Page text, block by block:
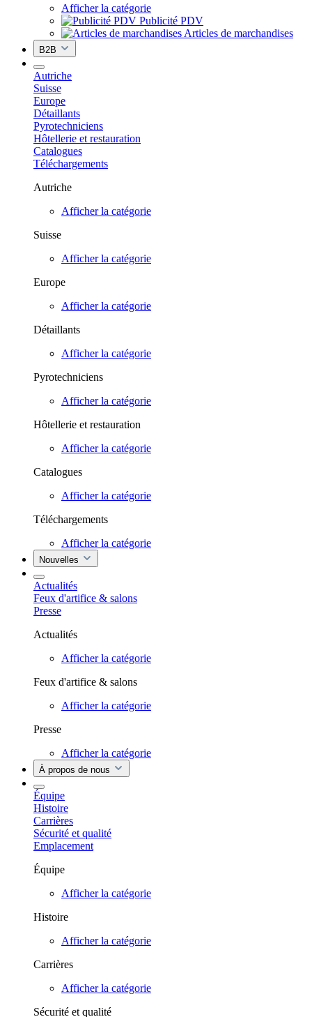
Afficher la catégorie
Publicité PDV
Articles de marchandises
B2B
Autriche
Suisse
Europe
Détaillants
Pyrotechniciens
Hôtellerie et restauration
Catalogues
Téléchargements
Autriche
Afficher la catégorie
Suisse
Afficher la catégorie
Europe
Afficher la catégorie
Détaillants
Afficher la catégorie
Pyrotechniciens
Afficher la catégorie
Hôtellerie et restauration
Afficher la catégorie
Catalogues
Afficher la catégorie
Téléchargements
Afficher la catégorie
Nouvelles
Actualités
Feux d'artifice & salons
Presse
Actualités
Afficher la catégorie
Feux d'artifice & salons
Afficher la catégorie
Presse
Afficher la catégorie
À propos de nous
Équipe
Histoire
Carrières
Sécurité et qualité
Emplacement
Équipe
Afficher la catégorie
Histoire
Afficher la catégorie
Carrières
Afficher la catégorie
Sécurité et qualité